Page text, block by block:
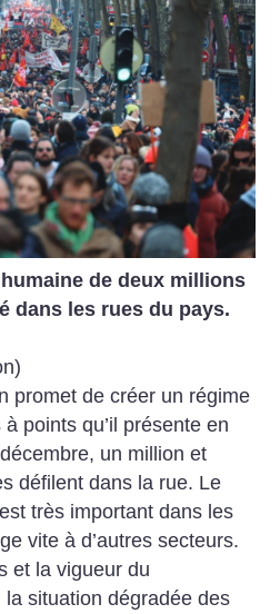
de deux millions
dans les rues du pays.
promet de créer un régime
points qu’il présente en
un million et
défilent dans la rue. Le
très important dans les
vite à d’autres secteurs.
et la vigueur du
situation dégradée des